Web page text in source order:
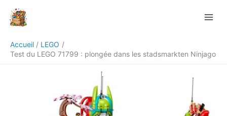
Accueil
LEGO
Test du LEGO 71799 : plongée dans les stadsmarkten Ninjago
Rechercher